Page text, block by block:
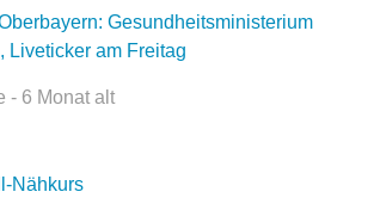
Teil dient lediglich zur
und ist nicht
*
Gesundheitsministerium
Liveticker am Freitag
- 6 Monat alt
Nähkurs